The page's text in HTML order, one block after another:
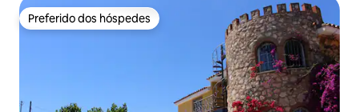
Preferido dos hóspedes
Preferido dos hóspedes